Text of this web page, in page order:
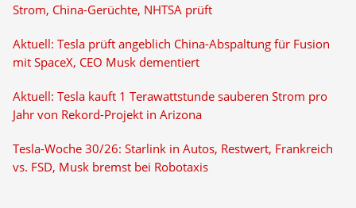
Strom, China-Gerüchte, NHTSA prüft
Aktuell: Tesla prüft angeblich China-Abspaltung für Fusion
mit SpaceX, CEO Musk dementiert
Aktuell: Tesla kauft 1 Terawattstunde sauberen Strom pro
Jahr von Rekord-Projekt in Arizona
Tesla-Woche 30/26: Starlink in Autos, Restwert, Frankreich
vs. FSD, Musk bremst bei Robotaxis